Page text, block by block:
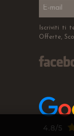
Iscriviti ti
Offerte,